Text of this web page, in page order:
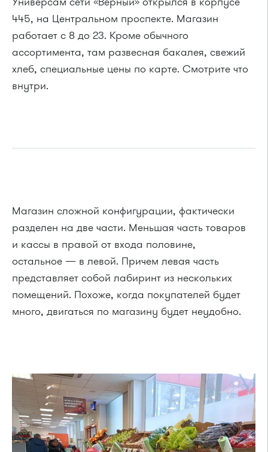
445, на Центральном проспекте. Магазин
работает с 8 до 23. Кроме обычного
ассортимента, там развесная бакалея, свежий
хлеб, специальные цены по карте. Смотрите что
внутри.
Магазин сложной конфигурации, фактически
разделен на две части. Меньшая часть товаров
и кассы в правой от входа половине,
остальное — в левой. Причем левая часть
представляет собой лабиринт из нескольких
помещений. Похоже, когда покупателей будет
много, двигаться по магазину будет неудобно.